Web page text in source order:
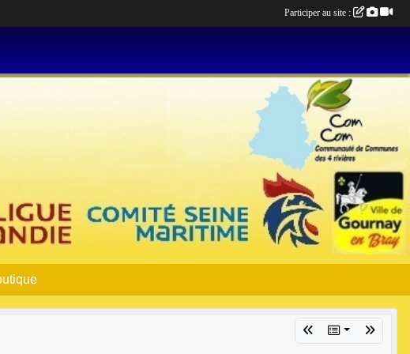
Participer au site :